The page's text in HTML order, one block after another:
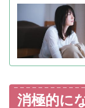
消極的に